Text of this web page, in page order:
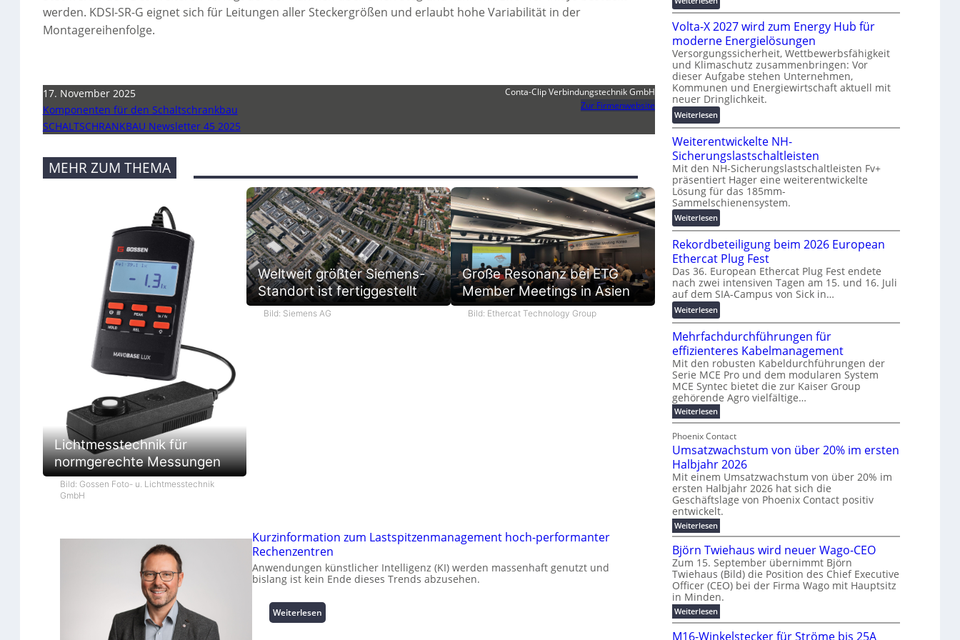
werden. KDSI-SR-G eignet sich für Leitungen aller Steckergrößen und erlaubt hohe Variabilität in der
Montagereihenfolge.
17. November 2025
Komponenten für den Schaltschrankbau
SCHALTSCHRANKBAU Newsletter 45 2025
Conta-Clip Verbindungstechnik GmbH
Zur Firmenwebsite
MEHR ZUM THEMA
Lichtmesstechnik für
normgerechte Messungen
Bild: Gossen Foto- u. Lichtmesstechnik
GmbH
Weltweit größter Siemens-
Standort ist fertiggestellt
Bild: Siemens AG
Große Resonanz bei ETG
Member Meetings in Asien
Bild: Ethercat Technology Group
Kurzinformation zum Lastspitzenmanagement hoch-performanter
Rechenzentren
Anwendungen künstlicher Intelligenz (KI) werden massenhaft genutzt und
bislang ist kein Ende dieses Trends abzusehen.
Weiterlesen
K
g
s
l
ö
s
u
n
g
e
n
t
n
d
d
i
g
i
t
a
T
r
a
n
s
p
r
e
n
z
M
a
s
c
h
i
n
e
n
b
a
u
:
F
o
r
s
c
h
u
n
g
s
f
ö
r
d
e
r
u
n
g
b
r
a
u
c
h
t
m
e
h
r
T
e
m
p
o
u
Volta-X 2027 wird zum Energy Hub für
moderne Energielösungen
Versorgungssicherheit, Wettbewerbsfähigkeit
und Klimaschutz zusammenbringen: Vor
dieser Aufgabe stehen Unternehmen,
Kommunen und Energiewirtschaft aktuell mit
neuer Dringlichkeit.
Weiterlesen:
V
o
l
t
a
-
X
2
0
2
7
w
i
r
d
z
u
E
n
e
r
g
y
H
u
b
f
ü
r
m
o
d
e
r
n
e
E
n
Weiterentwickelte NH-
Sicherungslastschaltleisten
Mit den NH-Sicherungslastschaltleisten Fv+
präsentiert Hager eine weiterentwickelte
Lösung für das 185mm-
Sammelschienensystem.
Weiterlesen:
W
e
i
t
e
r
e
n
t
i
c
k
e
l
t
e
N
H
-
S
i
c
h
e
r
u
n
g
s
l
Rekordbeteiligung beim 2026 European
Ethercat Plug Fest
Das 36. European Ethercat Plug Fest endete
nach zwei intensiven Tagen am 15. und 16. Juli
auf dem SIA-Campus von Sick in…
Weiterlesen:
R
e
k
o
r
d
b
e
t
e
i
l
i
g
u
n
g
b
e
i
m
2
0
2
6
Mehrfachdurchführungen für
effizienteres Kabelmanagement
Mit den robusten Kabeldurchführungen der
Serie MCE Pro und dem modularen System
MCE Syntec bietet die zur Kaiser Group
gehörende Agro vielfältige…
Weiterlesen:
M
h
r
f
c
h
d
u
r
c
h
f
ü
h
r
u
n
g
e
n
Phoenix Contact
Umsatzwachstum von über 20% im ersten
Halbjahr 2026
Mit einem Umsatzwachstum von über 20% im
ersten Halbjahr 2026 hat sich die
Geschäftslage von Phoenix Contact positiv
entwickelt.
Weiterlesen:
U
m
s
a
t
z
w
a
c
h
s
Björn Twiehaus wird neuer Wago-CEO
Zum 15. September übernimmt Björn
Twiehaus (Bild) die Position des Chief Executive
Officer (CEO) bei der Firma Wago mit Hauptsitz
in Minden.
Weiterlesen:
B
M16-Winkelstecker für Ströme bis 25A